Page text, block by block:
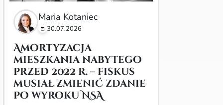
Maria Kotaniec
30.07.2026
Amortyzacja
mieszkania nabytego
przed 2022 r. – fiskus
musiał zmienić zdanie
po wyroku NSA